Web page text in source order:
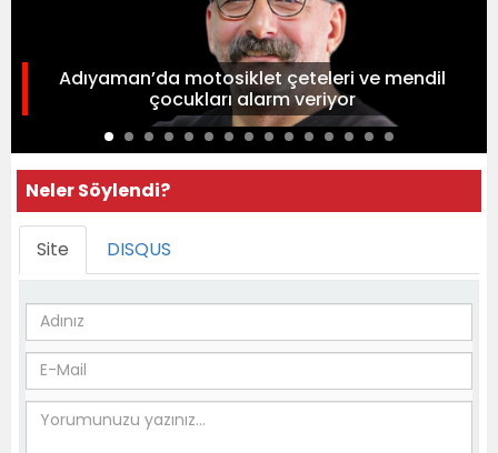
Adıyaman’da motosiklet çeteleri ve mendil
çocukları alarm veriyor
Neler Söylendi?
Site DISQUS